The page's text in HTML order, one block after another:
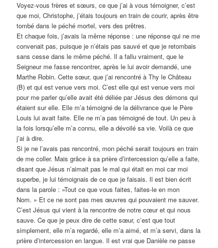
Voyez-vous frères et sœurs, ce que j’ai à vous témoigner, c’est
que moi, Christophe, j’étais toujours en train de courir, après être
tombé dans le péché mortel, vers des prêtres.
Et chaque fois, j’avais la même réponse : une réponse qui ne me
convenait pas, puisque je n’étais pas sauvé et que je retombais
sans cesse dans le même péché. Il a fallu vraiment, que le
Seigneur me fasse rencontrer, après le lui avoir demandé, une
Marthe Robin. Cette sœur, que j’ai rencontré à Thy le Château
(B) et qui est venue vers moi. C’est elle qui est venue vers moi
pour me parler qu’elle avait été déliée par Jésus des démons qui
étaient sur elle. Elle m’a témoigné de la délivrance que le Père
Louis lui avait faite. Elle ne m’a pas témoigné de tout. Un peu à
la fois lorsqu’elle m’a connu, elle a dévoilé sa vie. Voilà ce que
j’ai à dire.
Si je ne l’avais pas rencontré, mon péché serait toujours en train
de me coller. Mais grâce à sa prière d’intercession qu’elle a faite,
disant que Jésus n’aimait pas le mal qui était en moi car moi
superbe, je lui témoignais de ce que je faisais. Il est bien écrit
dans la parole : »Tout ce que vous faites, faites-le en mon
Nom. » Et ce ne sont pas mes œuvres qui pouvaient me sauver.
C’est Jésus qui vient à la rencontre de notre cœur et qui nous
sauve. Ce que je peux dire de cette sœur, c’est que tout
simplement, elle m’a regardé, elle m’a aimé, et m’a servi, dans la
prière d’intercession en langue. Il est vrai que Danièle ne passe